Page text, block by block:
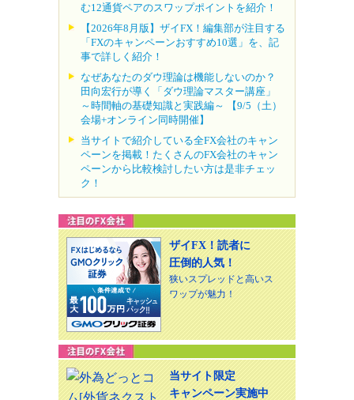
む12通貨ペアのスワップポイントを紹介！
【2026年8月版】ザイFX！編集部が注目する
「FXのキャンペーンおすすめ10選」を、記
事で詳しく紹介！
なぜあなたのダウ理論は機能しないのか？
田向宏行が導く「ダウ理論マスター講座」
～時間軸の基礎知識と実践編～ 【9/5（土）
会場+オンライン同時開催】
当サイトで紹介している全FX会社のキャン
ペーンを掲載！たくさんのFX会社のキャン
ペーンから比較検討したい方は是非チェッ
ク！
ザイFX！読者に
圧倒的人気！
狭いスプレッドと高いス
ワップが魅力！
当サイト限定
キャンペーン実施中